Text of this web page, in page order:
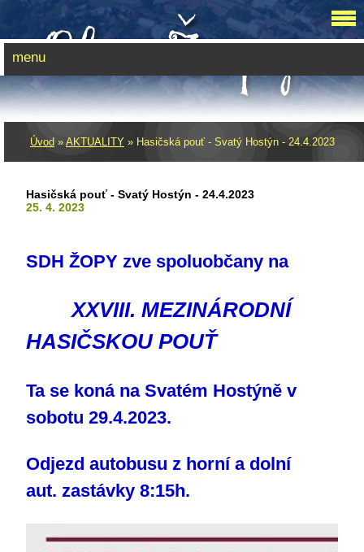
Úvod » AKTUALITY » Hasičská pouť - Svatý Hostýn - 24.4.2023
Hasičská pouť - Svatý Hostýn - 24.4.2023
25. 4. 2023
SDH ŽOPY zve spoluobčany na
XXVIII. MEZINÁRODNÍ
HASIČSKOU POUŤ
Ta se koná na Svatém Hostýně v
sobotu 29.4.2023.
Odjezd autobusu z horní a dolní
aut. zastávky 8:15h.
menu